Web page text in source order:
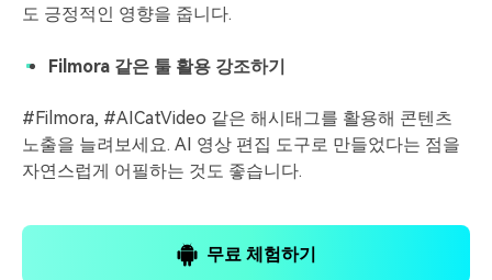
도 긍정적인 영향을 줍니다.
Filmora 같은 툴 활용 강조하기
#Filmora, #AICatVideo 같은 해시태그를 활용해 콘텐츠
노출을 늘려보세요. AI 영상 편집 도구로 만들었다는 점을
자연스럽게 어필하는 것도 좋습니다.
무료 체험하기